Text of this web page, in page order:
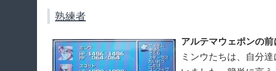
熟練者
アルテマウェポンの前
ミンウたちは、自分